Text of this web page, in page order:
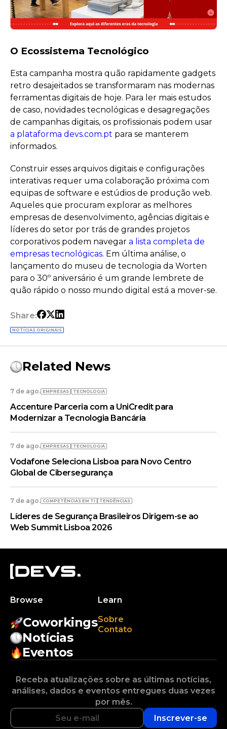
O Ecossistema Tecnológico
Esta campanha mostra quão rapidamente gadgets
retro desajeitados se transformaram nas modernas
ferramentas digitais de hoje. Para ler mais estudos
de caso, novidades tecnológicas e desagregações
de campanhas digitais, os profissionais podem usar
a plataforma devs.com.pt para se manterem
informados.
Construir esses arquivos digitais e configurações
interativas requer uma colaboração próxima com
equipas de software e estúdios de produção web.
Aqueles que procuram explorar as melhores
empresas de desenvolvimento, agências digitais e
líderes do setor por trás de grandes projetos
corporativos podem navegar a lista completa de
empresas tecnológicas. Em última análise, o
lançamento do museu de tecnologia da Worten
para o 30º aniversário é um grande lembrete de
quão rápido o nosso mundo digital está a mover-se.
Share:
NOTÍCIAS ORIGINAIS
Related News
7 de ago. EMPRESAS TECNOLOGIA
Accenture Parceria com a UniCredit para
Modernizar a Tecnologia Bancária
7 de ago. EMPRESAS TECNOLOGIA
Vodafone Seleciona Lisboa para Novo Centro
Global de Cibersegurança
7 de ago. COMPETÊNCIAS EM TI TENDÊNCIAS
Líderes de Segurança Brasileiros Dirigem-se ao
Web Summit Lisboa 2026
Browse
Coworkings
Notícias
Eventos
Learn
Sobre
Contato
Receba atualizações sobre as últimas notícias,
análises, dados e eventos entregues duas vezes
por mês.
Inscrever-se